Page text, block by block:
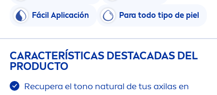
Fácil Aplicación Para todo tipo de piel
CARACTERÍSTICAS DESTACADAS DEL
PRODUCTO
Recupera el tono natural de tus axilas en